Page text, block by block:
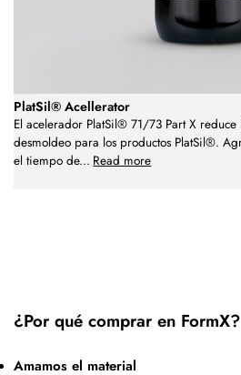
PlatSil® Acellerator
El acelerador PlatSil® 71/73 Part X
desmoldeo para los productos PlatSil®.
el tiempo de... Read more
¿Por qué comprar en FormX?
Amamos el material